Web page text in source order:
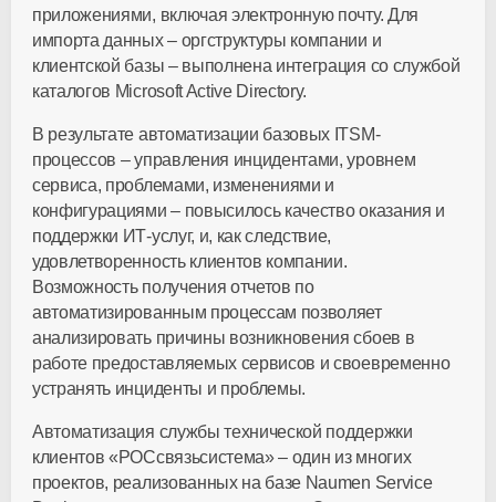
приложениями, включая электронную почту. Для
импорта данных – оргструктуры компании и
клиентской базы – выполнена интеграция со службой
каталогов Microsoft Active Directory.
В результате автоматизации базовых ITSM-
процессов – управления инцидентами, уровнем
сервиса, проблемами, изменениями и
конфигурациями – повысилось качество оказания и
поддержки ИТ-услуг, и, как следствие,
удовлетворенность клиентов компании.
Возможность получения отчетов по
автоматизированным процессам позволяет
анализировать причины возникновения сбоев в
работе предоставляемых сервисов и своевременно
устранять инциденты и проблемы.
Автоматизация службы технической поддержки
клиентов «РОСсвязьсистема» – один из многих
проектов, реализованных на базе Naumen Service